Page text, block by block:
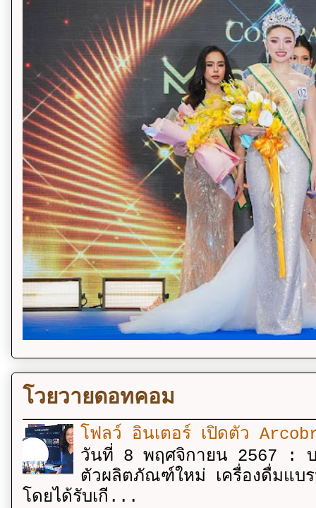
โวยวายดอทคอม
โฟลว์ อินเตอร์ เปิดตัว
วันที่ 8 พฤศจิกายน 2567 : บ
ตัวผลิตภัณฑ์ใหม่ เครื่องดื่มแบ
โดยได้รับเกี...